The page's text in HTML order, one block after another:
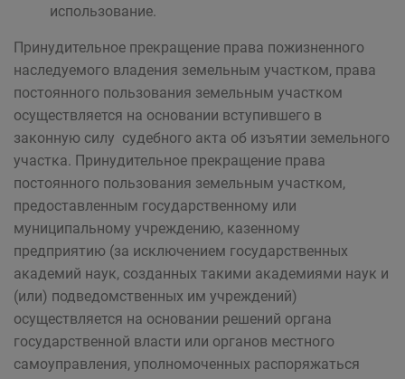
использование.
Принудительное прекращение права пожизненного
наследуемого владения земельным участком, права
постоянного пользования земельным участком
осуществляется на основании вступившего в
законную силу судебного акта об изъятии земельного
участка. Принудительное прекращение права
постоянного пользования земельным участком,
предоставленным государственному или
муниципальному учреждению, казенному
предприятию (за исключением государственных
академий наук, созданных такими академиями наук и
(или) подведомственных им учреждений)
осуществляется на основании решений органа
государственной власти или органов местного
самоуправления, уполномоченных распоряжаться